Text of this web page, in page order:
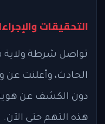
التحقيقات
تواصل شرطة ولاية
الحادث، وأعلنت
دون الكشف عن
هذه التهم حتى الآن.